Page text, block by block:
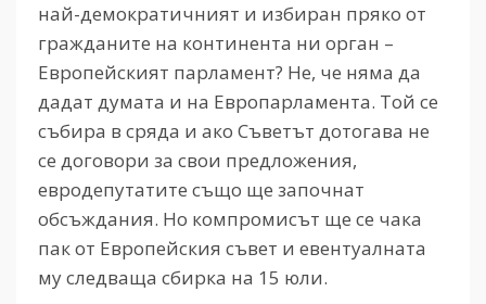
най-демократичният и избиран пряко от
гражданите на континента ни орган –
Европейският парламент? Не, че няма да
дадат думата и на Европарламента. Той се
събира в сряда и ако Съветът дотогава не
се договори за свои предложения,
евродепутатите също ще започнат
обсъждания. Но компромисът ще се чака
пак от Европейския съвет и евентуалната
му следваща сбирка на 15 юли.